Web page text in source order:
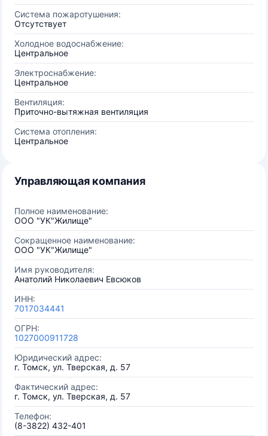
Система пожаротушения:
Отсутствует
Холодное водоснабжение:
Центральное
Электроснабжение:
Центральное
Вентиляция:
Приточно-вытяжная вентиляция
Система отопления:
Центральное
Управляющая компания
Полное наименование:
ООО "УК"Жилище"
Сокращенное наименование:
ООО "УК"Жилище"
Имя руководителя:
Анатолий Николаевич Евсюков
ИНН:
7017034441
ОГРН:
1027000911728
Юридический адрес:
г. Томск, ул. Тверская, д. 57
Фактический адрес:
г. Томск, ул. Тверская, д. 57
Телефон:
(8-3822) 432-401